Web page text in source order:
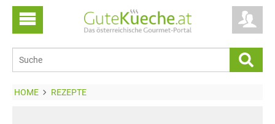
HOME REZEPTE